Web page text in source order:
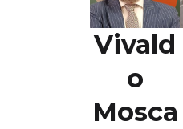
Vivald
o
Mosca